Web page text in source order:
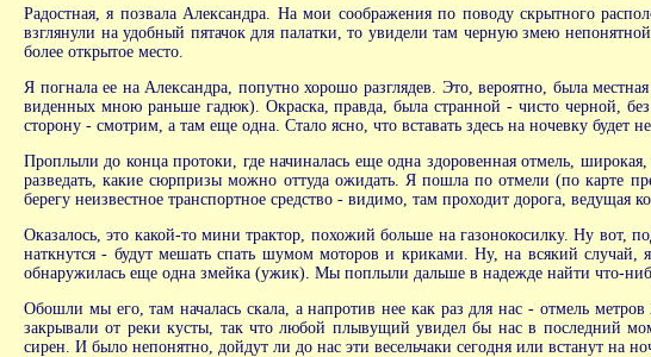
Радостная, я позвала Александра. На мои соображения по поводу скрытного
взглянули на удобный пятачок для палатки, то увидели там черную змею
более открытое место.
Я погнала ее на Александра, попутно хорошо разглядев. Это, вероятно, была
виденных мною раньше гадюк). Окраска, правда, была странной - чисто черной,
сторону - смотрим, а там еще одна. Стало ясно, что вставать здесь на ночевку
Проплыли до конца протоки, где начиналась еще одна здоровенная отмель,
разведать, какие сюрпризы можно оттуда ожидать. Я пошла по отмели (по карте
берегу неизвестное транспортное средство - видимо, там проходит дорога, ведущая
Оказалось, это какой-то мини трактор, похожий больше на газонокосилку. Ну вот,
наткнутся - будут мешать спать шумом моторов и криками. Ну, на всякий случай,
обнаружилась еще одна змейка (ужик). Мы поплыли дальше в надежде найти что-
Обошли мы его, там началась скала, а напротив нее как раз для нас - отмель
закрывали от реки кусты, так что любой плывущий увидел бы нас в последний
сирен. И было непонятно, дойдут ли до нас эти весельчаки сегодня или встанут на